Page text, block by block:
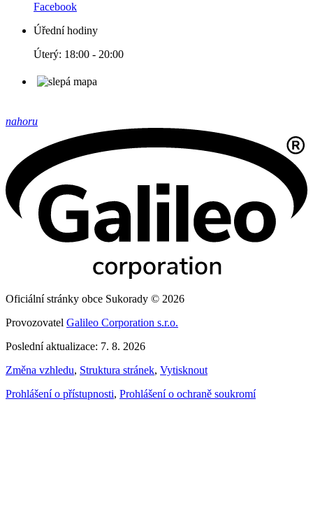
Facebook
Úřední hodiny
Úterý: 18:00 - 20:00
nahoru
Oficiální stránky obce Sukorady © 2026
Provozovatel Galileo Corporation s.r.o.
Poslední aktualizace: 7. 8. 2026
Změna vzhledu, Struktura stránek, Vytisknout
Prohlášení o přístupnosti, Prohlášení o ochraně soukromí